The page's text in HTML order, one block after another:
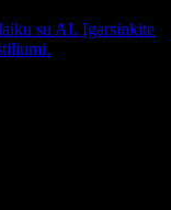
su AI. Įgarsinkite